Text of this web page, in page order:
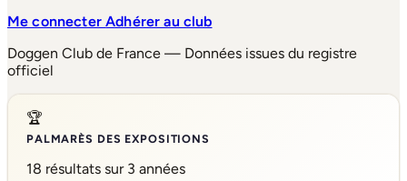
Me connecterAdhérer au club
Doggen Club de France — Données issues du registre
officiel
🏆
PALMARÈS DES EXPOSITIONS
18 résultats sur 3 années